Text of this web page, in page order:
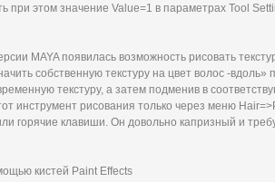
при этом значение Value=1 в параметрах Tool
MAYA появилась возможность рисовать
собственную текстуру на цвет волос -вдоль»
текстуру, а затем подменив в
инструмент рисования только через меню
горячие клавиши. Он довольно капризный и
кистей Paint Effects